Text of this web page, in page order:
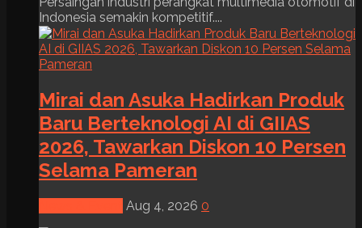
Indonesia semakin kompetitif....
Mirai dan Asuka Hadirkan Produk
Baru Berteknologi AI di GIIAS
2026, Tawarkan Diskon 10 Persen
Selama Pameran
Aug 4, 2026 0